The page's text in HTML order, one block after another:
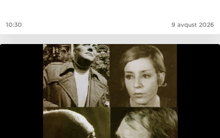
10:30 9 avqust 2026